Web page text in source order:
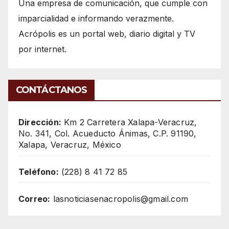
Una empresa de comunicación, que cumple con
imparcialidad e informando verazmente.
Acrópolis es un portal web, diario digital y TV
por internet.
CONTÁCTANOS
Dirección: Km 2 Carretera Xalapa-Veracruz,
No. 341, Col. Acueducto Ánimas, C.P. 91190,
Xalapa, Veracruz, México
Teléfono: (228) 8 41 72 85
Correo: lasnoticiasenacropolis@gmail.com